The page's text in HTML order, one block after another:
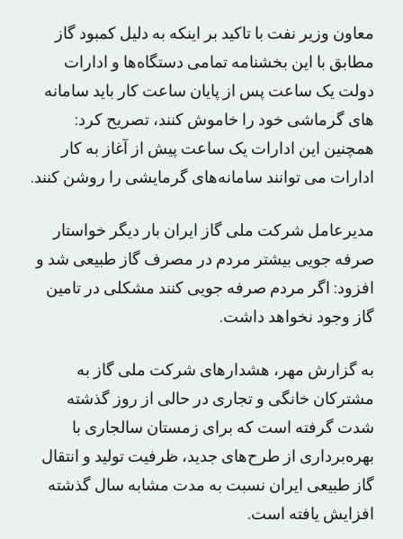
معاون وزیر نفت با تاکید بر اینکه به دلیل کمبود گاز
مطابق با این بخشنامه تمامی دستگاه‌ها و ادارات
دولت یک ساعت پس از پایان ساعت کار باید سامانه
های گرماشی خود را خاموش کنند، تصریح کرد:
همچنین این ادارات یک ساعت پیش از آغاز به کار
ادارات می توانند سامانه‌های گرمایشی را روشن کنند.
مدیرعامل شرکت ملی گاز ایران بار دیگر خواستار
صرفه جویی بیشتر مردم در مصرف گاز طبیعی شد و
افزود: اگر مردم صرفه جویی کنند مشکلی در تامین
گاز وجود نخواهد داشت.
به گزارش مهر، هشدارهای شرکت ملی گاز به
مشترکان خانگی و تجاری در حالی از روز گذشته
شدت گرفته است که برای زمستان سالجاری با
بهره‌برداری از طرح‌های جدید، ظرفیت تولید و انتقال
گاز طبیعی ایران نسبت به مدت مشابه سال گذشته
افزایش یافته است.